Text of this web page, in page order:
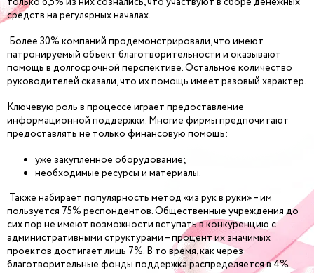
средств на регулярных началах.
Более 30% компаний продемонстрировали, что имеют
патронируемый объект благотворительности и оказывают
помощь в долгосрочной перспективе. Остальное количество
руководителей сказали, что их помощь имеет разовый характер.
Ключевую роль в процессе играет предоставление
информационной поддержки. Многие фирмы предпочитают
предоставлять не только финансовую помощь:
уже закупленное оборудование;
необходимые ресурсы и материалы.
Также набирает популярность метод «из рук в руки» – им
пользуется 75% респондентов. Общественные учреждения до
сих пор не имеют возможности вступать в конкуренцию с
административными структурами – процент их значимых
проектов достигает лишь 7%. В то время, как через
благотворительные фонды поддержка распределяется в 4%